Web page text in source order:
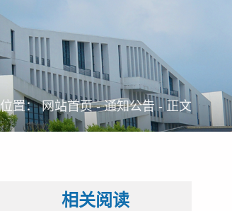
位置：网站首页-通知公告-正文
相关阅读